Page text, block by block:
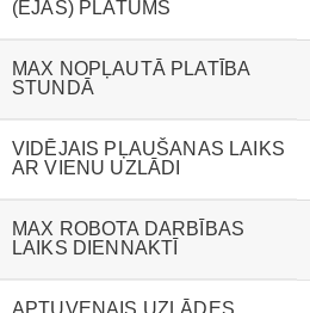
(EJAS) PLATUMS
MAX NOPĻAUTĀ PLATĪBA
STUNDĀ
VIDĒJAIS PĻAUŠANAS LAIKS
AR VIENU UZLĀDI
MAX ROBOTA DARBĪBAS
LAIKS DIENNAKTĪ